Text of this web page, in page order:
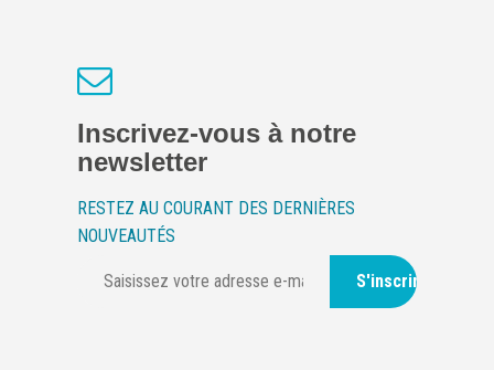
Inscrivez-vous à notre
newsletter
RESTEZ AU COURANT DES DERNIÈRES
NOUVEAUTÉS
S'inscrire